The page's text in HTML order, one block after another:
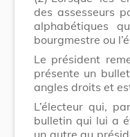
des assesseurs
alphabétiques
bourgmestre ou
Le président
présente un
angles droits et
L’électeur qui,
bulletin qui lui a
un autre au